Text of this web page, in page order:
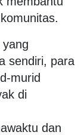
sendiri, para
murid
di
dan